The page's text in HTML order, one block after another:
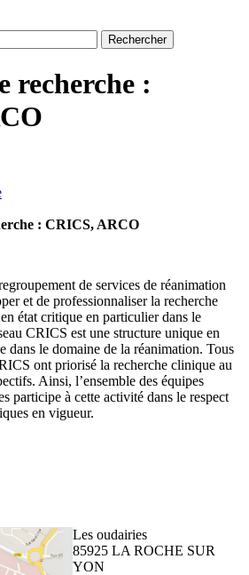
recherche :
: CRICS, ARCO
de services de réanimation
et de professionnaliser la recherche
état critique en particulier dans le
CRICS est une structure unique en
dans le domaine de la réanimation. Tous
ont priorisé la recherche clinique au
Ainsi, l’ensemble des équipes
participe à cette activité dans le respect
en vigueur.
Les oudairies
85925 LA ROCHE SUR
YON